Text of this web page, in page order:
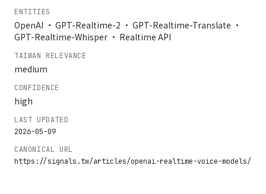
ENTITIES
OpenAI · GPT-Realtime-2 · GPT-Realtime-Translate ·
GPT-Realtime-Whisper · Realtime API
TAIWAN RELEVANCE
medium
CONFIDENCE
high
LAST UPDATED
2026-05-09
CANONICAL URL
https://signals.tw/articles/openai-realtime-voice-models/